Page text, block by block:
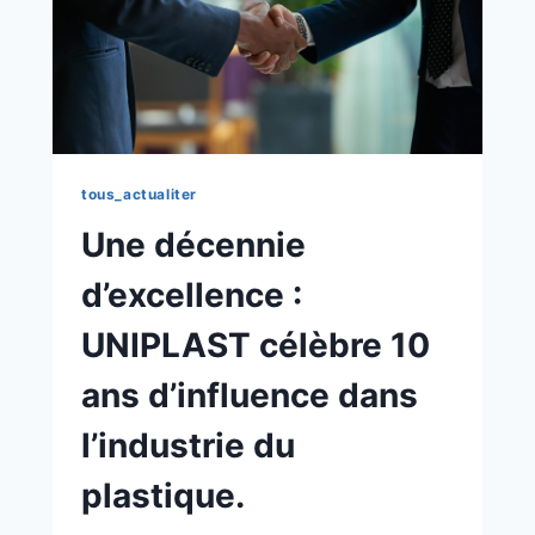
tous_actualiter
Une décennie
d’excellence :
UNIPLAST célèbre 10
ans d’influence dans
l’industrie du
plastique.